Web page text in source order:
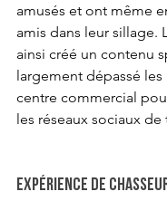
amusés et ont même
amis dans leur sillage.
ainsi créé un contenu
largement dépassé
centre commercial
les réseaux sociaux
Expérience de